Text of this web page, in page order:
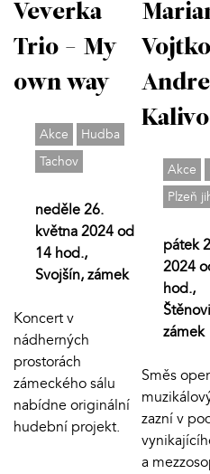
Veverka
Trio - My
own way
Akce
Hudba
Tachov
neděle 26.
května 2024 od
14 hod.,
Svojšín, zámek
Koncert v
nádherných
prostorách
zámeckého sálu
nabídne originální
hudební projekt.
Akce
Plzeň
pátek
2024
hod.,
zámek
Směs
zazní v
a